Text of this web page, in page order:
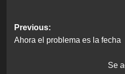
Post
navigation
Previous:
Ahora el problema es la fecha
Se